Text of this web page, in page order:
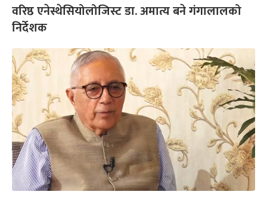
वरिष्ठ एनेस्थेसियोलोजिस्ट डा. अमात्य बने गंगालालको
निर्देशक